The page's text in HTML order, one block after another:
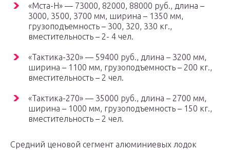
«Мста-Н» — 73000, 82000, 88000 руб., длина –
3000, 3500, 3700 мм, ширина – 1350 мм,
грузоподъемность – 300, 320, 330 кг.,
вместительность – 2- 4 чел.
«Тактика-320» — 59400 руб., длина – 3200 мм,
ширина – 1100 мм, грузоподъемность – 200 кг.,
вместительность – 2 чел.
«Тактика-270» — 35000 руб., длина – 2700 мм,
ширина – 1000 мм, грузоподъемность – 150 кг.,
вместительность – 2 чел.
Средний ценовой сегмент алюминиевых лодок